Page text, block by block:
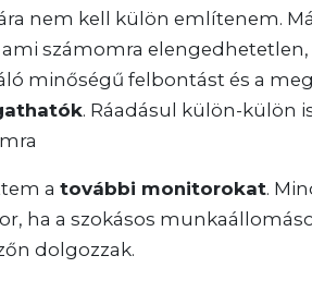
nem kell külön említenem.
számomra elengedhetetlen,
minőségű felbontást és a
. Ráadásul külön-külön
a további monitorokat.
ha a szokásos
dolgozzak.